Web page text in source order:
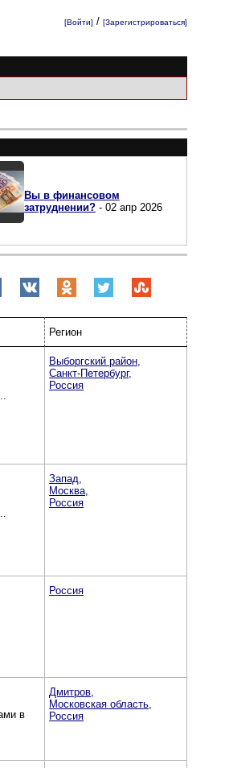
[Войти] /[Зарегистрироваться]
Вы в финансовом
затруднении?- 02 апр 2026
Регион
Выборгский район,
Санкт-Петербург,
Россия
Запад,
Москва,
Россия
Россия
в
Дмитров,
Московская область,
Россия